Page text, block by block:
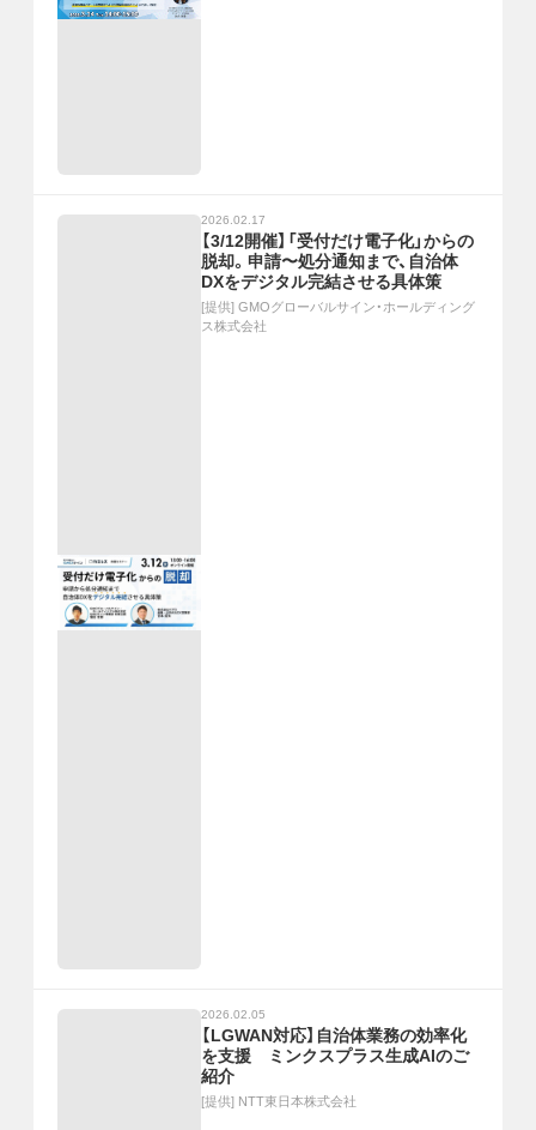
2026.02.17
【3/12開催】「受付だけ電子化」からの
脱却。申請〜処分通知まで、自治体
DXをデジタル完結させる具体策
[提供] GMOグローバルサイン・ホールディング
ス株式会社
2026.02.05
【LGWAN対応】自治体業務の効率化
を支援 ミンクスプラス生成AIのご
紹介
[提供] NTT東日本株式会社